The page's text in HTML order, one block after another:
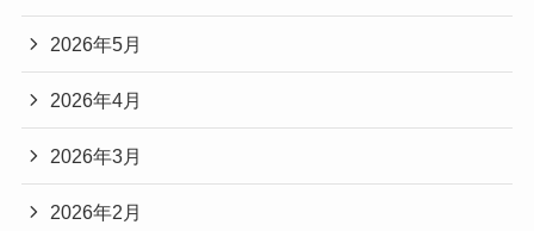
2026年5月
2026年4月
2026年3月
2026年2月